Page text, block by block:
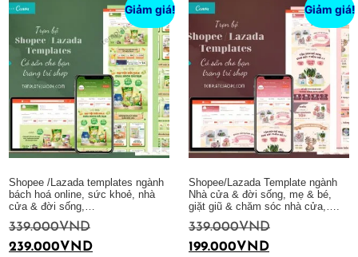
Giảm giá!
Shopee /Lazada templates ngành
bách hoá online, sức khoẻ, nhà
cửa & đời sống,…
339.000VND
239.000VND
Giảm giá!
Shopee/Lazada Template ngành
Nhà cửa & đời sống, mẹ & bé,
giặt giũ & chăm sóc nhà cửa,….
339.000VND
199.000VND